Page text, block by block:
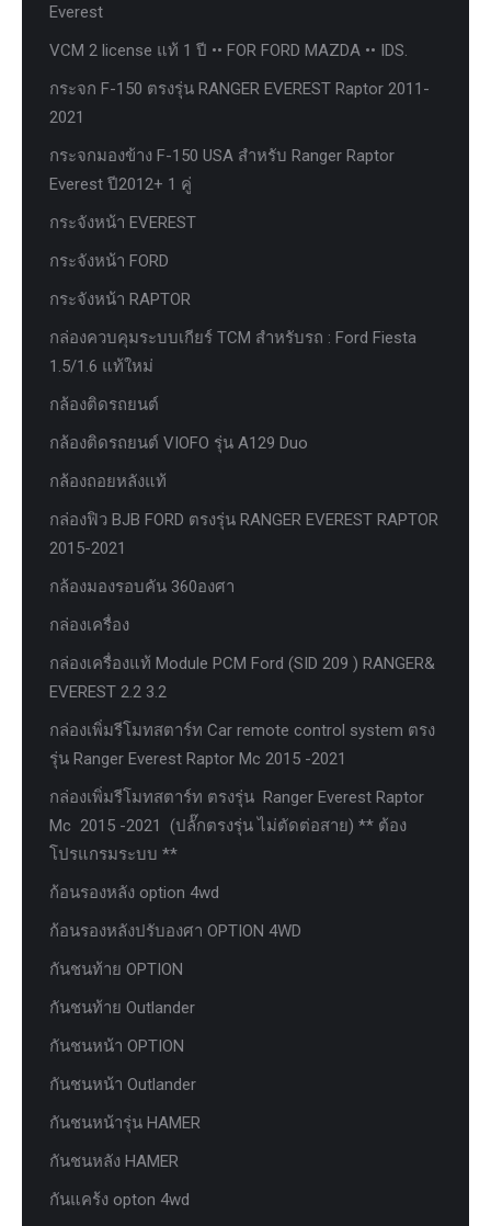
Everest
VCM 2 license แท้ 1 ปี •• FOR FORD MAZDA •• IDS.
กระจก F-150 ตรงรุ่น RANGER EVEREST Raptor 2011-
2021
กระจกมองข้าง F-150 USA สำหรับ Ranger Raptor
Everest ปี2012+ 1 คู่
กระจังหน้า EVEREST
กระจังหน้า FORD
กระจังหน้า RAPTOR
กล่องควบคุมระบบเกียร์ TCM สำหรับรถ : Ford Fiesta
1.5/1.6 แท้ใหม่
กล้องติดรถยนต์
กล้องติดรถยนต์ VIOFO รุ่น A129 Duo
กล้องถอยหลังแท้
กล่องฟิว BJB FORD ตรงรุ่น RANGER EVEREST RAPTOR
2015-2021
กล้องมองรอบคัน 360องศา
กล่องเครื่อง
กล่องเครื่องแท้ Module PCM Ford (SID 209 ) RANGER&
EVEREST 2.2 3.2
กล่องเพิ่มรีโมทสตาร์ท Car remote control system ตรง
รุ่น Ranger Everest Raptor Mc 2015 -2021
กล่องเพิ่มรีโมทสตาร์ท ตรงรุ่น Ranger Everest Raptor
Mc 2015 -2021 (ปลั๊กตรงรุ่น ไม่ตัดต่อสาย) ** ต้อง
โปรแกรมระบบ **
ก้อนรองหลัง option 4wd
ก้อนรองหลังปรับองศา OPTION 4WD
กันชนท้าย OPTION
กันชนท้าย Outlander
กันชนหน้า OPTION
กันชนหน้า Outlander
กันชนหน้ารุ่น HAMER
กันชนหลัง HAMER
กันแคร้ง opton 4wd